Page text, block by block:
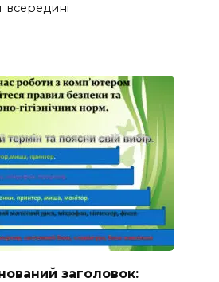
всередині
заголовок: